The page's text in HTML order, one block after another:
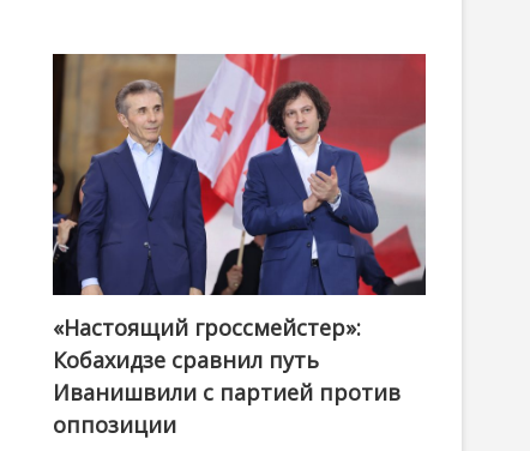
@ქართული ოცნება / Georgian Dream
«Настоящий гроссмейстер»:
Кобахидзе сравнил путь
Иванишвили с партией против
оппозиции